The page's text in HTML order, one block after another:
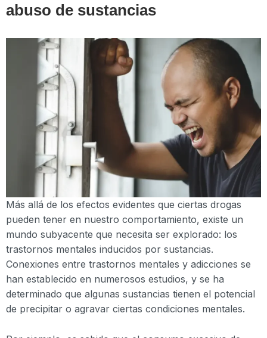
abuso de sustancias
Más allá de los efectos evidentes que ciertas drogas
pueden tener en nuestro comportamiento, existe un
mundo subyacente que necesita ser explorado: los
trastornos mentales inducidos por sustancias.
Conexiones entre trastornos mentales y adicciones se
han establecido en numerosos estudios, y se ha
determinado que algunas sustancias tienen el potencial
de precipitar o agravar ciertas condiciones mentales.